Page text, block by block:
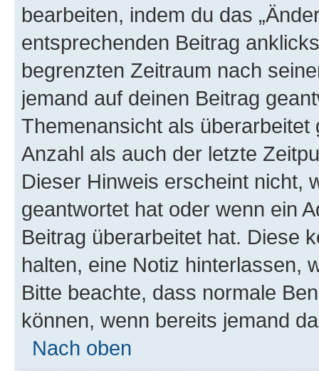
bearbeiten, indem du das
entsprechenden Beitrag
begrenzten Zeitraum nach
jemand auf deinen Beitrag
Themenansicht als
Anzahl als auch der letzte
Dieser Hinweis erscheint nicht,
geantwortet hat oder wenn ein
Beitrag überarbeitet hat. Diese
halten, eine Notiz hinterlassen,
Bitte beachte, dass normale
können, wenn bereits jemand
Nach oben